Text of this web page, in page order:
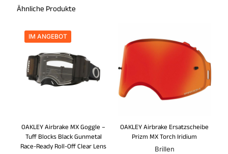
Ähnliche Produkte
IM ANGEBOT
OAKLEY Airbrake MX Goggle –
Tuff Blocks Black Gunmetal
Race-Ready Roll-Off Clear Lens
OAKLEY Airbrake Ersatzscheibe
Prizm MX Torch Iridium
Brillen